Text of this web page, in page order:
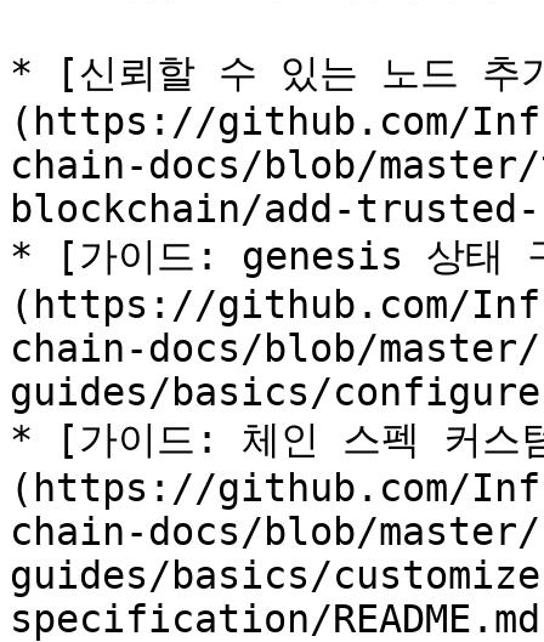
* [신뢰할 수 있는 노드 추
(https://github.com/
chain-docs/blob/
blockchain/add-trusted-
* [가이드: genesis 상태
(https://github.com/
chain-docs/blob/
guides/basics/
* [가이드: 체인 스펙 커스
(https://github.com/
chain-docs/blob/
guides/basics/
specification/